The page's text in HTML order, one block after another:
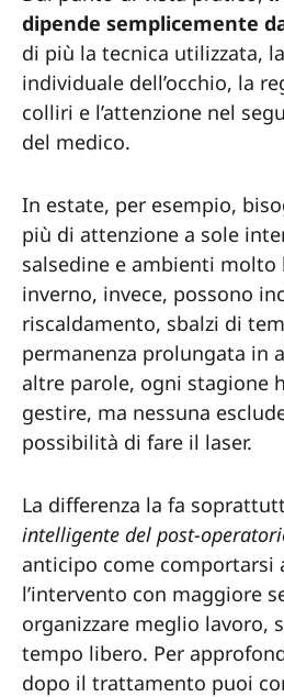
dipende semplicemente
di più la tecnica utilizzata,
individuale dell’occhio, la
colliri e l’attenzione nel
del medico.
In estate, per esempio,
più di attenzione a sole
salsedine e ambienti
inverno, invece, possono
riscaldamento, sbalzi di
permanenza prolungata in
altre parole, ogni stagione
gestire, ma nessuna
possibilità di fare il laser.
La differenza la fa
intelligente del post-
anticipo come comportarsi
l’intervento con maggiore
organizzare meglio lavoro,
tempo libero. Per
dopo il trattamento puoi